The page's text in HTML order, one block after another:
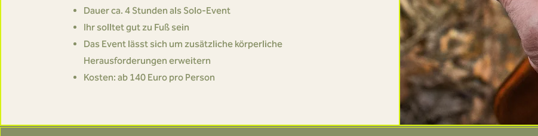
Dauer ca. 4 Stunden als Solo-Event
Ihr solltet gut zu Fuß sein
Das Event lässt sich um zusätzliche körperliche
Herausforderungen erweitern
Kosten: ab 140 Euro pro Person